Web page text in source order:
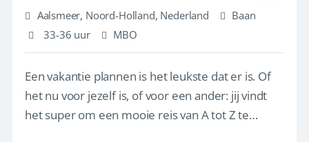
Aalsmeer, Noord-Holland, Nederland
Baan
33-36 uur
MBO
Een vakantie plannen is het leukste dat er is. Of
het nu voor jezelf is, of voor een ander: jij vindt
het super om een mooie reis van A tot Z te